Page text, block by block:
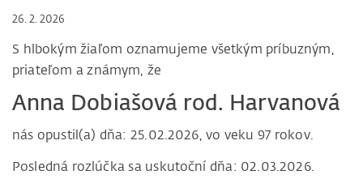
26. 2. 2026
S hlbokým žiaľom oznamujeme všetkým príbuzným,
priateľom a známym, že
Anna Dobiašová rod. Harvanová
nás opustil(a) dňa: 25.02.2026, vo veku 97 rokov.
Posledná rozlúčka sa uskutoční dňa: 02.03.2026.